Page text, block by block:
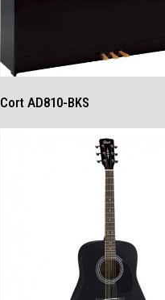
Cort AD810-BKS